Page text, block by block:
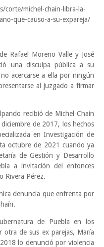
corte/michel-chain-libra-la-
que-causo-a-su-expareja/
Rafael Moreno Valle y José
una disculpa pública a su
acercarse a ella por ningún
al juzgado a firmar
recibió de Michel Chaín
de 2017, los hechos
en Investigación de
octubre de 2021 cuando ya
de Gestión y Desarrollo
a invitación del entonces
Rivera Pérez.
denuncia que enfrenta por
de Puebla en los
de sus ex parejas, María
lo denunció por violencia